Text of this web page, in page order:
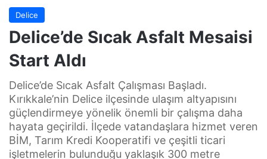
Delice
Delice’de Sıcak Asfalt Mesaisi
Start Aldı
Delice’de Sıcak Asfalt Çalışması Başladı.
Kırıkkale’nin Delice ilçesinde ulaşım altyapısını
güçlendirmeye yönelik önemli bir çalışma daha
hayata geçirildi. İlçede vatandaşlara hizmet veren
BİM, Tarım Kredi Kooperatifi ve çeşitli ticari
işletmelerin bulunduğu yaklaşık 300 metre